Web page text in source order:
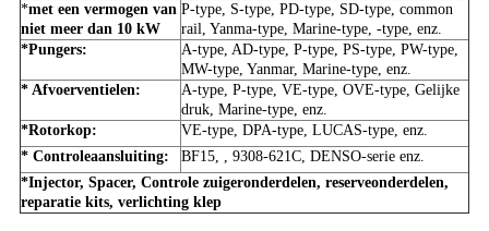
*met een vermogen van
niet meer dan 10 kW
P-type, S-type, PD-type, SD-type, common
rail, Yanma-type, Marine-type, -type, enz.
*Pungers:
A-type, AD-type, P-type, PS-type, PW-type,
MW-type, Yanmar, Marine-type, enz.
* Afvoerventielen:
A-type, P-type, VE-type, OVE-type, Gelijke
druk, Marine-type, enz.
*Rotorkop:
VE-type, DPA-type, LUCAS-type, enz.
* Controleaansluiting:
BF15, , 9308-621C, DENSO-serie enz.
*Injector, Spacer, Controle zuigeronderdelen, reserveonderdelen,
reparatie kits, verlichting klep